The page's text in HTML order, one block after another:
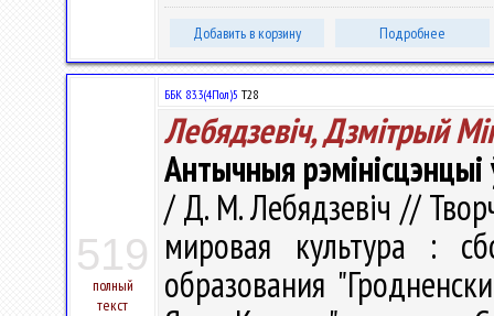
Добавить в корзину Подробнее
519
полный
текст
ББК 83.3(4Пол)5 Т28
Лебядзевіч, Дзмітрый
Антычныя
/ Д. М. Лебядзевіч //
мировая культура :
образования